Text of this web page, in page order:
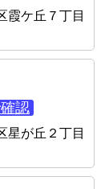
霞ケ丘７丁目
認
星が丘２丁目